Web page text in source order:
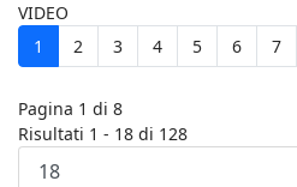
VIDEO
1
2 3 4 5 6 7
Pagina 1 di 8
Risultati 1 - 18 di 128